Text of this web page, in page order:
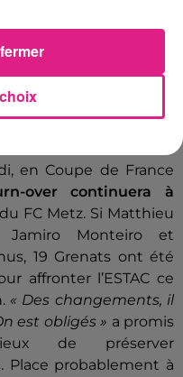
ses coéquipiers Farid
marqué le pas ces
en Coupe de France
over continuera à
FC Metz. Si Matthieu
Jamiro Monteiro et
19 Grenats ont été
affronter l’ESTAC ce
« Des changements, il
est obligés » a promis
de préserver
Place probablement à